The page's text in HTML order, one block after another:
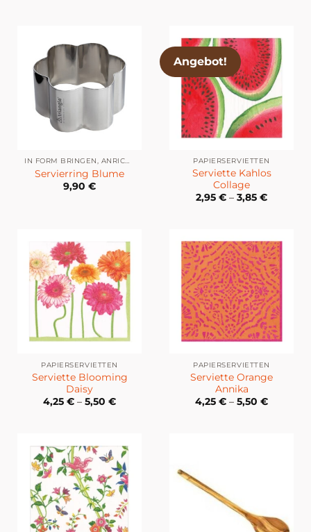
IN FORM BRINGEN, ANRICHTEN & DEKORIEREN
Servierring Blume
9,90 €
Angebot!
PAPIERSERVIETTEN
Serviette Kahlos
Collage
2,95 € – 3,85 €
PAPIERSERVIETTEN
Serviette Blooming
Daisy
4,25 € – 5,50 €
PAPIERSERVIETTEN
Serviette Orange
Annika
4,25 € – 5,50 €